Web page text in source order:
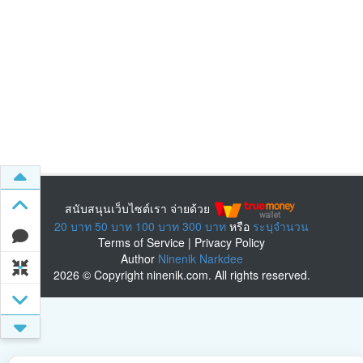
สนับสนุนเว็บไซต์เรา จ่ายด้วย
20 บาท 50 บาท 100 บาท 300 บาท หรือ ระบุจำนวน
Terms of Service | Privacy Policy
Author Ninenik Narkdee
2026 © Copyright ninenik.com. All rights reserved.